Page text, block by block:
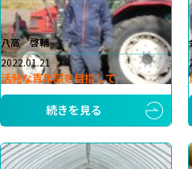
八高 啓輔
2022.01.21
活発な青年部を目指して
続きを見る